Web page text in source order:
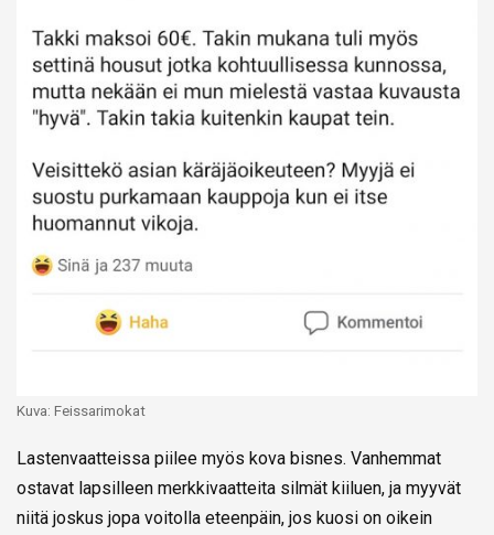
Kuva: Feissarimokat
Lastenvaatteissa piilee myös kova bisnes. Vanhemmat
ostavat lapsilleen merkkivaatteita silmät kiiluen, ja myyvät
niitä joskus jopa voitolla eteenpäin, jos kuosi on oikein